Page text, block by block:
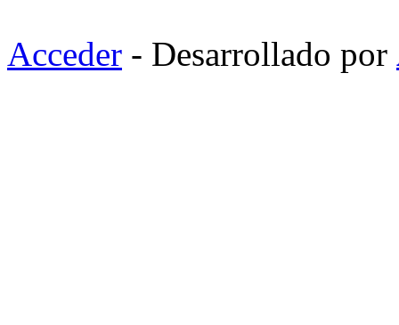
Acceder - Desarrollado por